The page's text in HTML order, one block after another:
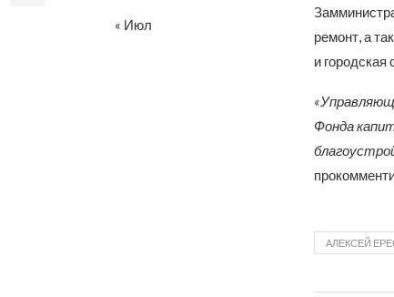
ремонт, а
и городская
Фонда
АЛЕКСЕЙ
« Июл